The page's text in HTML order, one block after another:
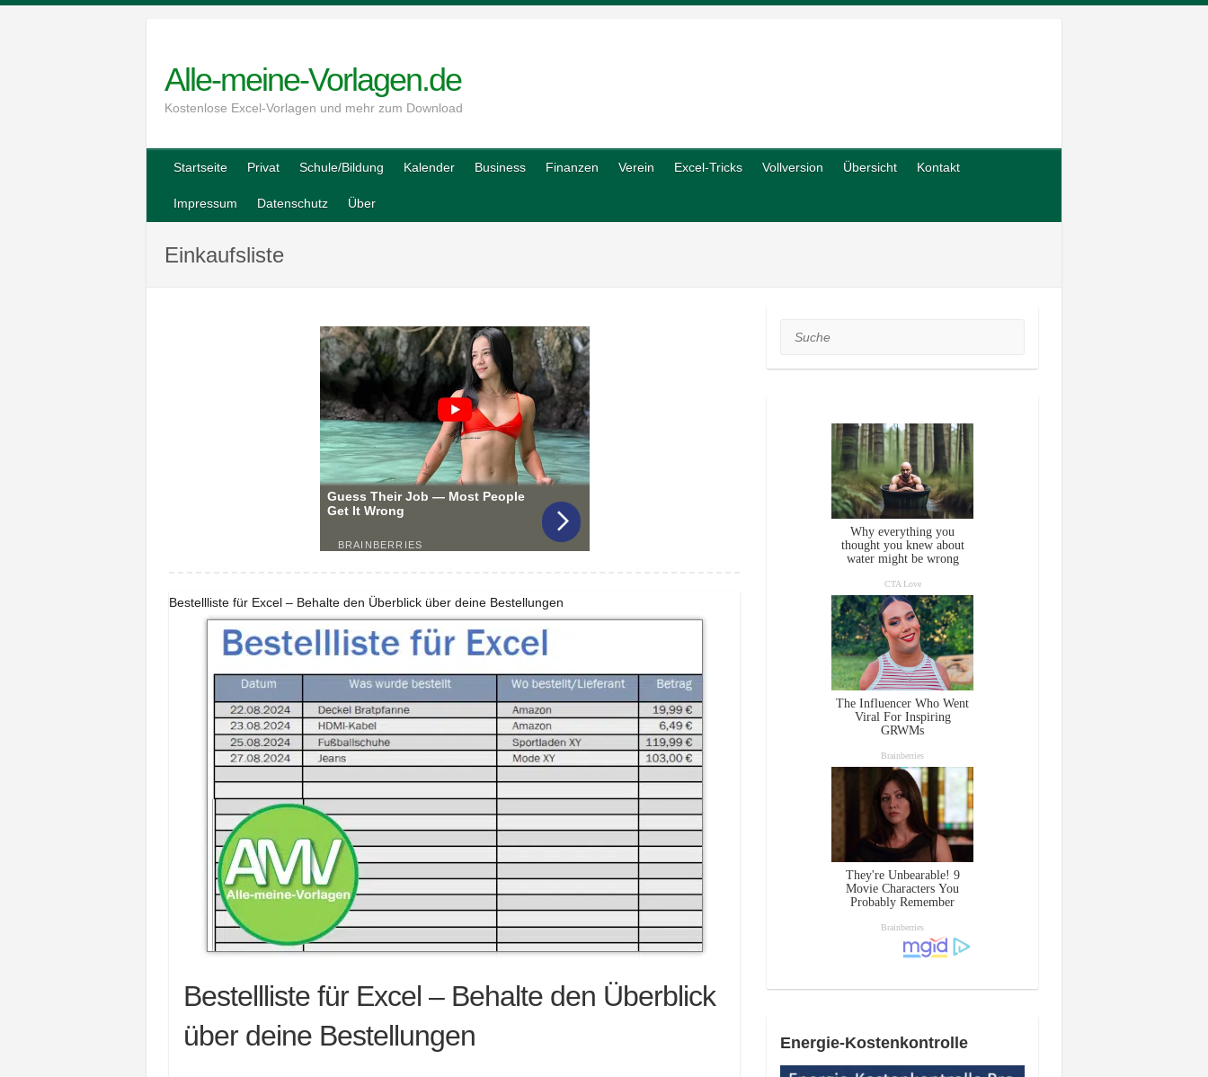
Alle-meine-Vorlagen.de
Kostenlose Excel-Vorlagen und mehr zum Download
Startseite Privat Schule/Bildung Kalender Business Finanzen Verein Excel-Tricks Vollversion Übersicht Kontakt
Impressum Datenschutz Über
Einkaufsliste
Bestellliste für Excel – Behalte den Überblick über deine Bestellungen
Bestellliste für Excel – Behalte den Überblick
über deine Bestellungen
Suche
Energie-Kostenkontrolle